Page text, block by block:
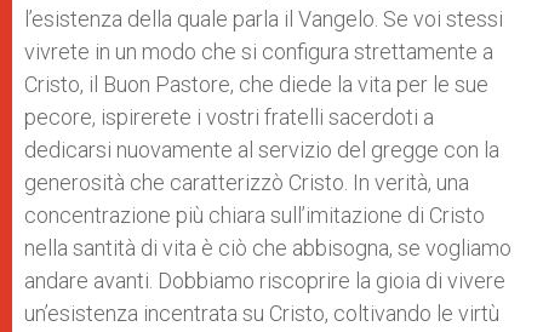
l’esistenza della quale parla il Vangelo. Se voi stessi
vivrete in un modo che si configura strettamente a
Cristo, il Buon Pastore, che diede la vita per le sue
pecore, ispirerete i vostri fratelli sacerdoti a
dedicarsi nuovamente al servizio del gregge con la
generosità che caratterizzò Cristo. In verità, una
concentrazione più chiara sull’imitazione di Cristo
nella santità di vita è ciò che abbisogna, se vogliamo
andare avanti. Dobbiamo riscoprire la gioia di vivere
un’esistenza incentrata su Cristo, coltivando le virtù